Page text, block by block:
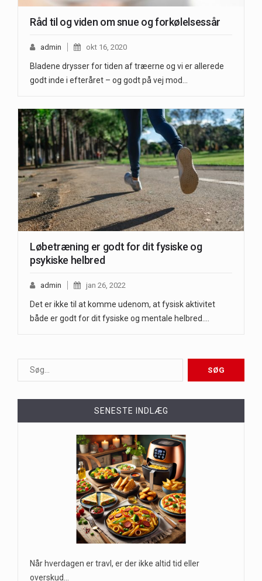
Råd til og viden om snue og forkølelsessår
admin okt 16, 2020
Bladene drysser for tiden af træerne og vi er allerede
godt inde i efteråret – og godt på vej mod…
Løbetræning er godt for dit fysiske og
psykiske helbred
admin jan 26, 2022
Det er ikke til at komme udenom, at fysisk aktivitet
både er godt for dit fysiske og mentale helbred.…
SENESTE INDLÆG
Når hverdagen er travl, er der ikke altid tid eller
overskud…